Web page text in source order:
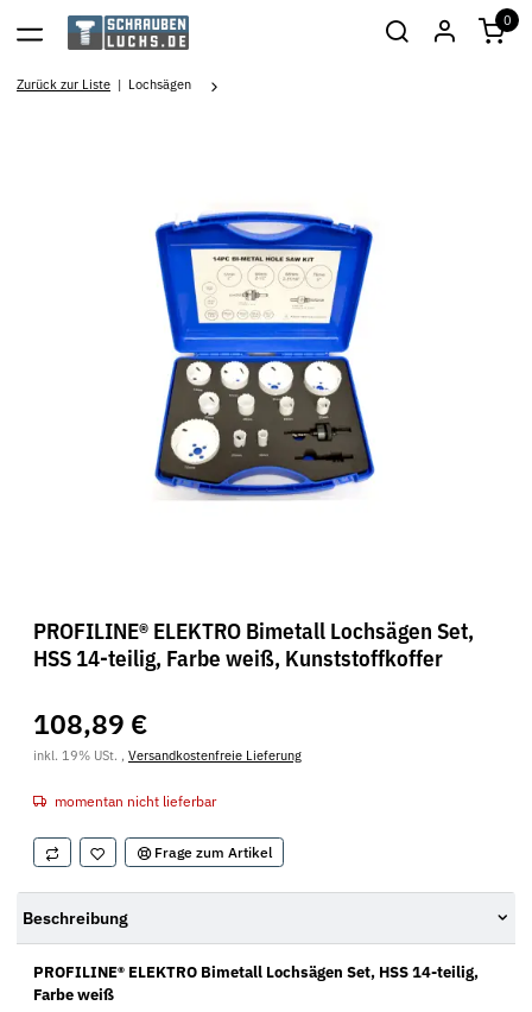
0
Zurück zur Liste Lochsägen
PROFILINE® ELEKTRO Bimetall Lochsägen Set,
HSS 14-teilig, Farbe weiß, Kunststoffkoffer
108,89 €
inkl. 19% USt. , Versandkostenfreie Lieferung
momentan nicht lieferbar
Frage zum Artikel
Beschreibung
PROFILINE® ELEKTRO Bimetall Lochsägen Set, HSS 14-teilig,
Farbe weiß